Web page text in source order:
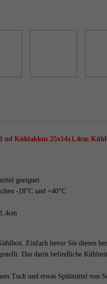
Kühlakkus 25x14x1,4cm
geeignet
-18°C und +40°C
Einfach bevor Sie diesen
Das darin befindliche
Tuch und etwas Spülmittel von